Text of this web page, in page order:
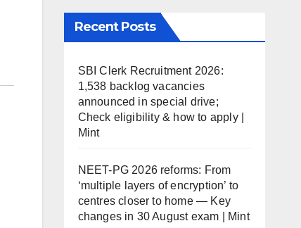
Recent Posts
SBI Clerk Recruitment 2026:
1,538 backlog vacancies
announced in special drive;
Check eligibility & how to apply |
Mint
NEET-PG 2026 reforms: From
‘multiple layers of encryption’ to
centres closer to home — Key
changes in 30 August exam | Mint